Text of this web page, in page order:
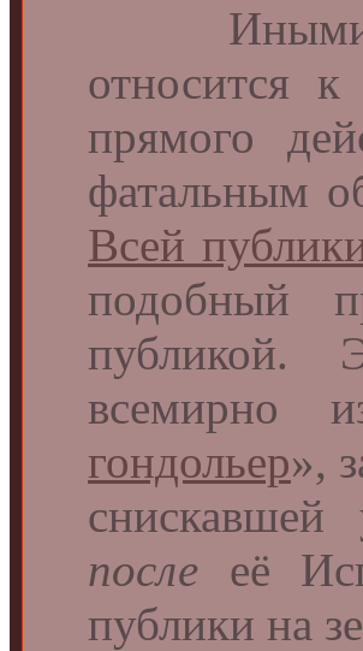
Иными
относится к
прямого
фатальным
Всей
подобный
публикой.
всемирно
гондольер»,
снискавшей
после её
публики на